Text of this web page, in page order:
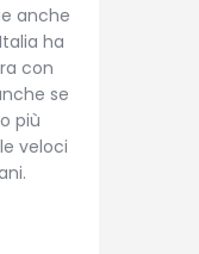
anche
ha
con
se
più
veloci